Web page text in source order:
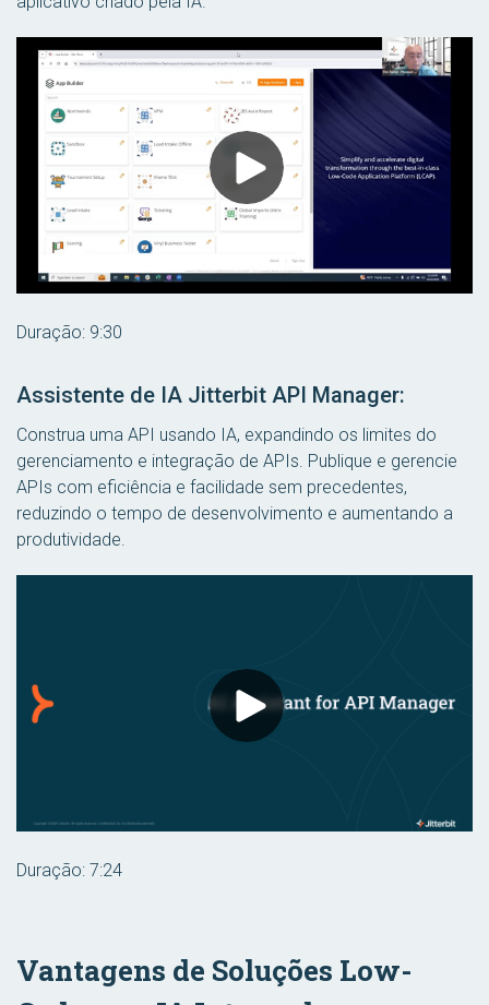
Duração: 9:30
Assistente de IA Jitterbit API Manager:
Construa uma API usando IA, expandindo os limites do
gerenciamento e integração de APIs. Publique e gerencie
APIs com eficiência e facilidade sem precedentes,
reduzindo o tempo de desenvolvimento e aumentando a
produtividade.
Duração: 7:24
Vantagens de Soluções Low-